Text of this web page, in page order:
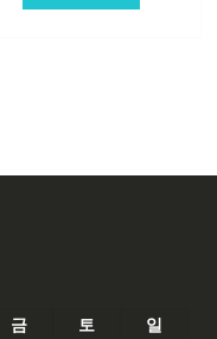
금 토
일